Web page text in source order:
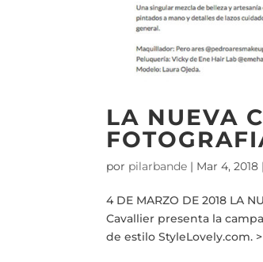
LA NUEVA
por pilarbande | Mar 4, 2018
4 DE MARZO DE 2018 LA
Cavallier presenta la
de estilo StyleLovely.com.